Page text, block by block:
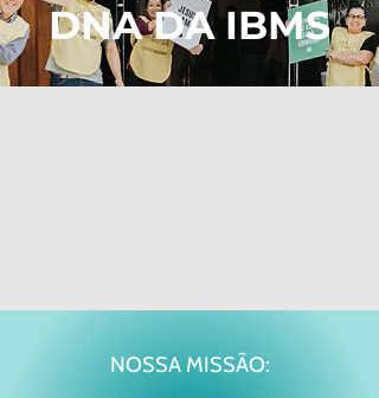
DNA DA IBMS
NOSSA MISSÃO: